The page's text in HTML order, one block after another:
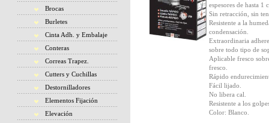
Brocas
Burletes
Cinta Adh. y Embalaje
Conteras
Correas Trapez.
Cutters y Cuchillas
Destornilladores
Elementos Fijación
Elevación
espesores de hasta 1
Sin retracción, sin
Resistente a la
condensación.
Extraordinaria
sobre todo tipo de
Aplicable fresco
fresco.
Rápido
Fácil lijado.
No libera cal.
Resistente a los
Color: Blanco.